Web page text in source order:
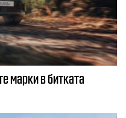
марки в битката